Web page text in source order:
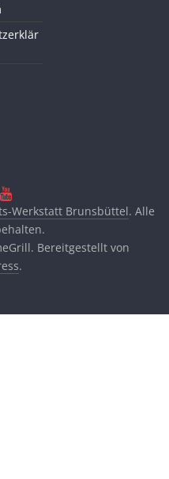
Werkstatt Brunsbüttel. Alle
Bereitgestellt von
.